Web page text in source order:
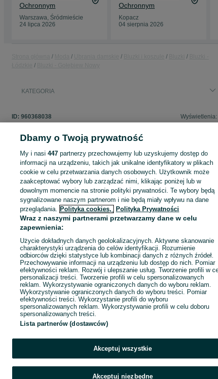
Ochronnym
Warszawa, Śródmieście
24 lipca 2026
Ochronnym
Kopacz
04 sierpnia 2026
KATEGORIA
ID: 960368038 Wyświetlenia:
Zaloguj się lub załóż konto na OLX, aby skontaktować się z
sprzedającym
Zaloguj się / Załóż konto
Wyślij wiadomość
Dbamy o Twoją prywatność
My i nasi447 partnerzy przechowujemy lub uzyskujemy dostęp do
informacji na urządzeniu, takich jak unikalne identyfikatory w plikach
cookie w celu przetwarzania danych osobowych. Użytkownik może
zaakceptować wybory lub zarządzać nimi, klikając poniżej lub w
dowolnym momencie na stronie polityki prywatności. Te wybory będą
sygnalizowane naszym partnerom i nie będą miały wpływu na dane
przeglądania. Polityka cookies, Polityka Prywatności
Wraz z naszymi partnerami przetwarzamy dane w celu
zapewnienia:
Użycie dokładnych danych geolokalizacyjnych. Aktywne skanowanie
charakterystyki urządzenia do celów identyfikacji. Rozumienie
odbiorców dzięki statystyce lub kombinacji danych z różnych źródeł.
Przechowywanie informacji na urządzeniu lub dostęp do nich. Pomiar
efektywności reklam. Rozwój i ulepszanie usług. Tworzenie profili w
personalizacji treści. Tworzenie profili w celu spersonalizowanych
reklam. Wykorzystywanie ograniczonych danych do wyboru reklam.
Wykorzystywanie ograniczonych danych do wyboru treści. Pomiar
efektywności treści. Wykorzystanie profili do wyboru
spersonalizowanych reklam. Wykorzystywanie profili w celu doboru
spersonalizowanych treści.
Lista partnerów (dostawców)
Akceptuj wszystkie
Akceptuj niezbędne